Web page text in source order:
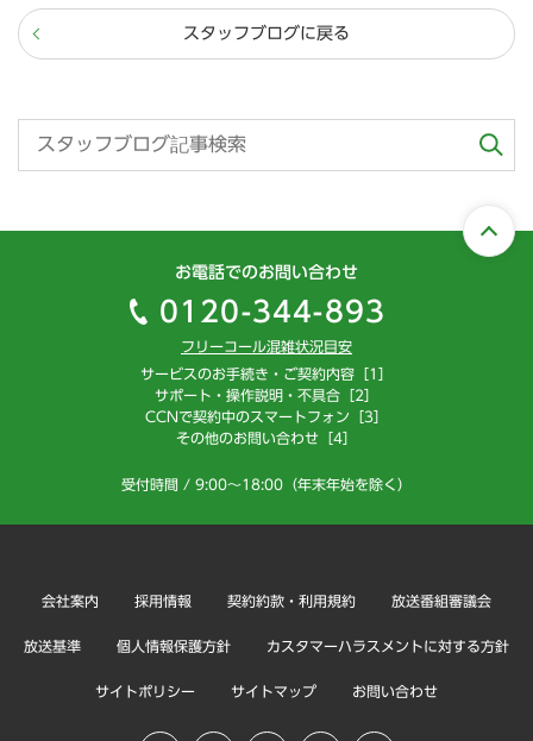
スタッフブログに戻る
お電話でのお問い合わせ
0120-344-893
フリーコール混雑状況目安
サービスのお手続き・ご契約内容［1］
サポート・操作説明・不具合［2］
CCNで契約中のスマートフォン［3］
その他のお問い合わせ［4］
受付時間 / 9:00～18:00（年末年始を除く）
会社案内 採用情報 契約約款・利用規約 放送番組審議会
放送基準 個人情報保護方針 カスタマーハラスメントに対する方針
サイトポリシー サイトマップ お問い合わせ